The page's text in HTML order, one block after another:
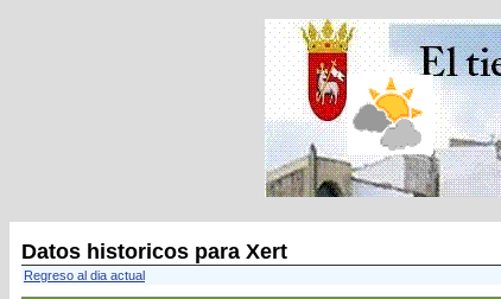
Datos historicos para Xert
Regreso al dia actual